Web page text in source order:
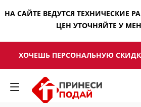
НА САЙТЕ ВЕДУТСЯ ТЕХНИЧЕСКИЕ
ЦЕН УТОЧНЯЙТЕ У
ХОЧЕШЬ ПЕРСОНАЛЬНУЮ